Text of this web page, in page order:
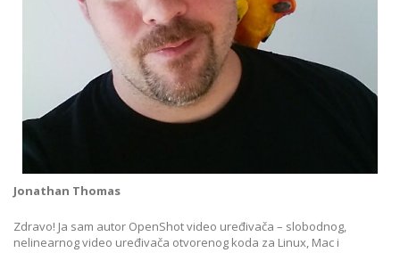
Jonathan Thomas
Zdravo! Ja sam autor OpenShot video uređivača – slobodnog,
nelinearnog video uređivača otvorenog koda za Linux, Mac i